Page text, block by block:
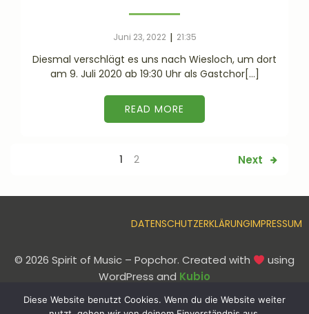
Juni 23, 2022 | 21:35
Diesmal verschlägt es uns nach Wiesloch, um dort
am 9. Juli 2020 ab 19:30 Uhr als Gastchor[…]
READ MORE
1 2 Next
DATENSCHUTZERKLÄRUNGIMPRESSUM
© 2026 Spirit of Music – Popchor. Created with
using
WordPress and Kubio
Diese Website benutzt Cookies. Wenn du die Website weiter